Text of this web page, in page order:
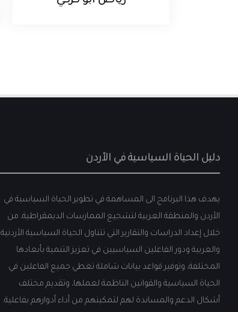
دليل الحياة السياسية في الأردن
يهدف هذا البرنامج الى المساهمة في تطوير الحياة السياسية في
الأردن والمنطقة العربية لتشجيع الممارسات الديمقراطية، من
خلال إعداد الدراسات والتقارير التي تتناول الحياة السياسية الأردنية
والعربية ودور الفاعلين السياسيين في تعزيز التنمية بأبعادها
المختلفة، وتوفير قواعد بيانات شاملة تغطي جميع الفاعلين في
الحياة السياسية والقوانين الناظمة لعملها، وتقديم مختلف
أشكال الدعم والمساندة لهم لتمكينهم من أداء أدوارهم بفاعلية.